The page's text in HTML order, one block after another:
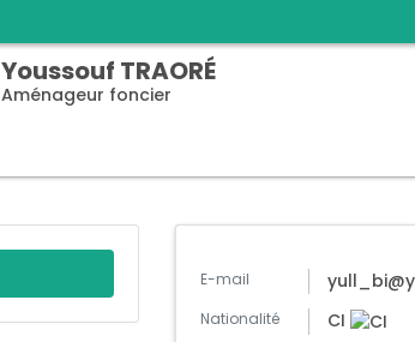
Youssouf TRAORÉ
Aménageur foncier
E-mail
Nationalité CI